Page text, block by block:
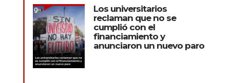
Los universitarios
reclaman que no se
cumplió con el
financiamiento y
anunciaron un nuevo paro